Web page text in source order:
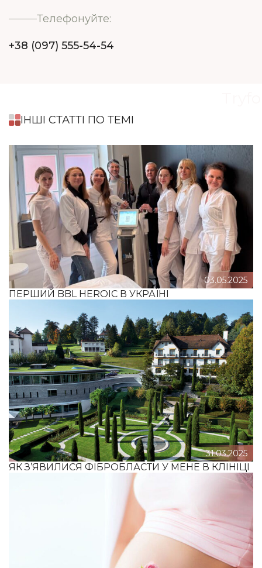
Телефонуйте:
+38 (097) 555-54-54
ІНШІ СТАТТІ ПО ТЕМІ
03.05.2025
ПЕРШИЙ BBL HEROIC В УКРАЇНІ
31.03.2025
ЯК З’ЯВИЛИСЯ ФІБРОБЛАСТИ У МЕНЕ В КЛІНІЦІ